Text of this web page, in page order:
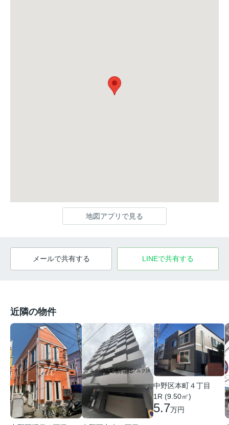
地図アプリで見る
メールで共有する LINEで共有する
近隣の物件
中野区本町４丁目
1R (9.50㎡)
5.7万円